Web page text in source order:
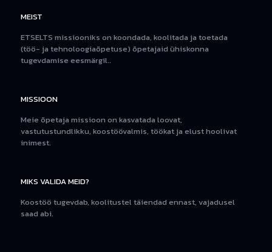
MEIST
ETSELTS missiooniks on koondada, koolitada ja toetada
(töö- ja tehnoloogiaõpetuse) õpetajaid ühiskonna
tugevdamise eesmärgil..
MISSIOON
Meie õpetaja missioon on kasvatada loovat,
vastutustundlikku, koostöövalmis, töökat ja elust hoolivat
inimest.
MIKS VALIDA MEID?
Koostöö tugevdab, koolitustel täiendad ennast, vajadusel
saad abi.